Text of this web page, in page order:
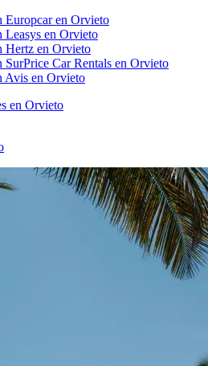
Europcar en Orvieto
Leasys en Orvieto
Hertz en Orvieto
SurPrice Car Rentals en Orvieto
Avis en Orvieto
en Orvieto